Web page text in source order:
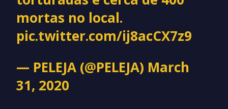
mortas no local.
pic.twitter.com/ij8acCX7z9
— PELEJA (@PELEJA) March
31, 2020